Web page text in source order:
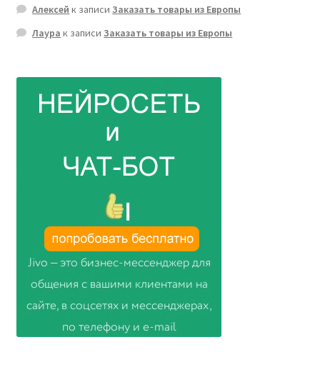
Алексей к записиЗаказать товары из Европы
Лаура к записиЗаказать товары из Европы